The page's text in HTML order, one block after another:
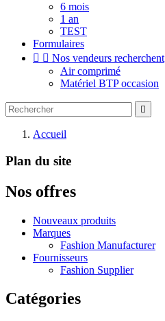
6 mois
1 an
TEST
Formulaires
  Nos vendeurs recherchent
Air comprimé
Matériel BTP occasion

Accueil
Plan du site
Nos offres
Nouveaux produits
Marques
Fashion Manufacturer
Fournisseurs
Fashion Supplier
Catégories